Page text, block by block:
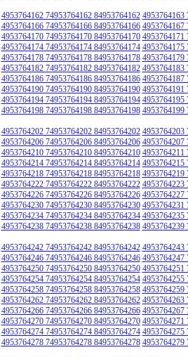
4953764162 74953764162 84953764162 4953764163
4953764166 74953764166 84953764166 4953764167
4953764170 74953764170 84953764170 4953764171
4953764174 74953764174 84953764174 4953764175
4953764178 74953764178 84953764178 4953764179
4953764182 74953764182 84953764182 4953764183
4953764186 74953764186 84953764186 4953764187
4953764190 74953764190 84953764190 4953764191
4953764194 74953764194 84953764194 4953764195
4953764198 74953764198 84953764198 4953764199
4953764202 74953764202 84953764202 4953764203
4953764206 74953764206 84953764206 4953764207
4953764210 74953764210 84953764210 4953764211
4953764214 74953764214 84953764214 4953764215
4953764218 74953764218 84953764218 4953764219
4953764222 74953764222 84953764222 4953764223
4953764226 74953764226 84953764226 4953764227
4953764230 74953764230 84953764230 4953764231
4953764234 74953764234 84953764234 4953764235
4953764238 74953764238 84953764238 4953764239
4953764242 74953764242 84953764242 4953764243
4953764246 74953764246 84953764246 4953764247
4953764250 74953764250 84953764250 4953764251
4953764254 74953764254 84953764254 4953764255
4953764258 74953764258 84953764258 4953764259
4953764262 74953764262 84953764262 4953764263
4953764266 74953764266 84953764266 4953764267
4953764270 74953764270 84953764270 4953764271
4953764274 74953764274 84953764274 4953764275
4953764278 74953764278 84953764278 4953764279